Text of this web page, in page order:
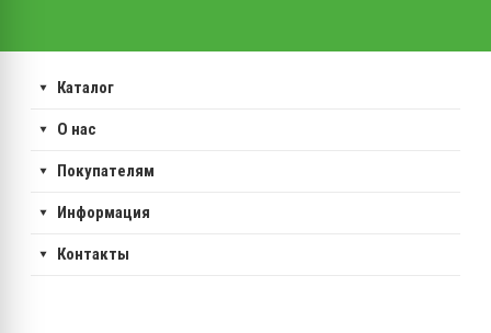
Каталог
О нас
Покупателям
Информация
Контакты